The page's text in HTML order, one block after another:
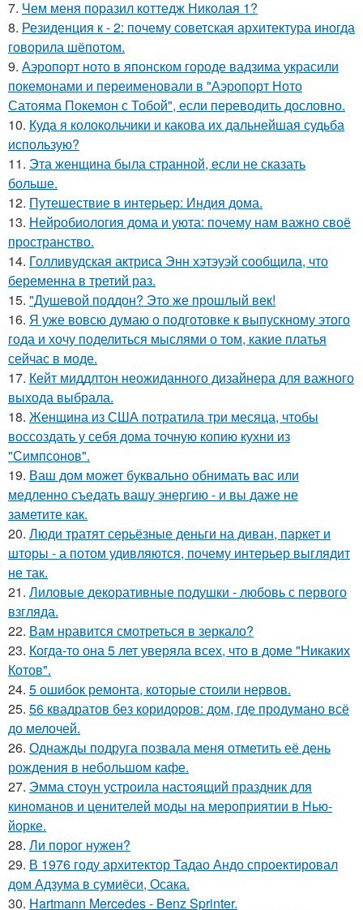
7. Чем меня поразил коттедж Николая 1?
8. Резиденция к - 2: почему советская архитектура иногда
говорила шёпотом.
9. Аэропорт ното в японском городе вадзима украсили
покемонами и переименовали в "Аэропорт Ното
Сатояма Покемон с Тобой", если переводить дословно.
10. Куда я колокольчики и какова их дальнейшая судьба
использую?
11. Эта женщина была странной, если не сказать
больше.
12. Путешествие в интерьер: Индия дома.
13. Нейробиология дома и уюта: почему нам важно своё
пространство.
14. Голливудская актриса Энн хэтэуэй сообщила, что
беременна в третий раз.
15. "Душевой поддон? Это же прошлый век!
16. Я уже вовсю думаю о подготовке к выпускному этого
года и хочу поделиться мыслями о том, какие платья
сейчас в моде.
17. Кейт миддлтон неожиданного дизайнера для важного
выхода выбрала.
18. Женщина из США потратила три месяца, чтобы
воссоздать у себя дома точную копию кухни из
"Симпсонов".
19. Ваш дом может буквально обнимать вас или
медленно съедать вашу энергию - и вы даже не
заметите как.
20. Люди тратят серьёзные деньги на диван, паркет и
шторы - а потом удивляются, почему интерьер выглядит
не так.
21. Лиловые декоративные подушки - любовь с первого
взгляда.
22. Вам нравится смотреться в зеркало?
23. Когда-то она 5 лет уверяла всех, что в доме "Никаких
Котов".
24. 5 ошибок ремонта, которые стоили нервов.
25. 56 квадратов без коридоров: дом, где продумано всё
до мелочей.
26. Однажды подруга позвала меня отметить её день
рождения в небольшом кафе.
27. Эмма стоун устроила настоящий праздник для
киноманов и ценителей моды на мероприятии в Нью-
йорке.
28. Ли порог нужен?
29. В 1976 году архитектор Тадао Андо спроектировал
дом Адзума в сумиёси, Осака.
30. Hartmann Mercedes - Benz Sprinter.